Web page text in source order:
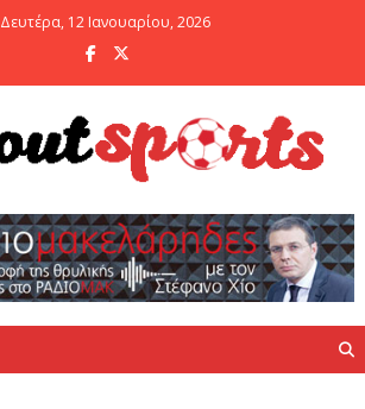
Δευτέρα, 12 Ιανουαρίου, 2026